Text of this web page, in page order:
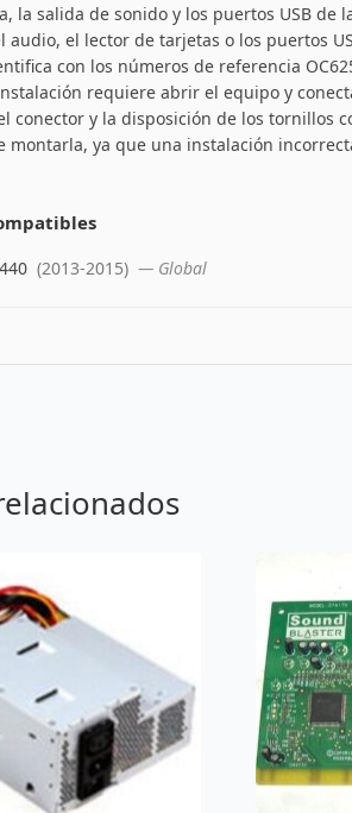
la salida de sonido y los puertos USB de
el lector de tarjetas o los puertos
con los números de referencia
requiere abrir el equipo y
conector y la disposición de los tornillos
montarla, ya que una instalación
(2013-2015) — Global